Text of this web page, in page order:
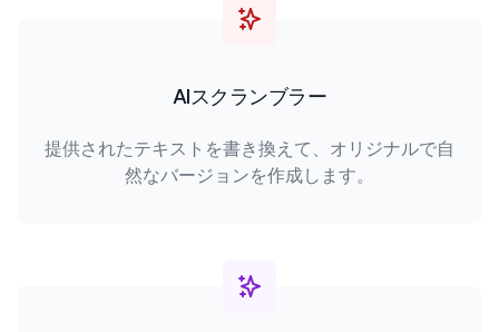
AIスクランブラー
提供されたテキストを書き換えて、オリジナルで自
然なバージョンを作成します。